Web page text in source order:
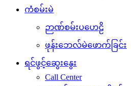
ကံစမ်းမဲ
ဉာဏ်စမ်းပဟေဠိ
ဖုန်းဘေလ်မဲဖောက်ခြင်း
ရင်ဖွင့်ဆွေးနွေး
Call Center